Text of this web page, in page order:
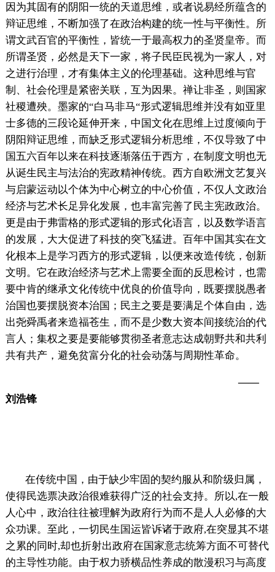
因为其固有的阴阳一统的天道思维，或者说易经所蕴含的
辩证思维，不断加强了在政治构建的统一性与平衡性。所
谓文武百官的平衡性，皆统一于最高权力的圣贤皇帝。而
所谓圣贤，必然是天下一家，将子民臣民视为一家人，对
之进行治理，才有集体主义的伦理基础。这种思维与官
制、社会伦理是紧密关联，互为因果。禅让非圣，则国家
社稷遭殃。墨家的“白马非马“形式逻辑思维并没有如亚里
士多德的三段论延伸开来，中国文化在思维上过度倾向于
阴阳辩证思维，而缺乏形式逻辑分析思维，不仅导致了中
国五六百年以来在科技逐渐落伍于西方，在制度文明也无
从诞生民主与法治的宪政精神传统。西方自欧洲文艺复兴
与启蒙运动以个体为中心树立的中心价值，不仅人文政治
经济与艺术长足异化发展，也丰富完善了民主宪政政治。
更是由于弗雷格的形式逻辑的形式化语言，以及数学语言
的发展，大大促进了科技的突飞猛进。百年中国其实在文
化根本上是学习西方的形式逻辑，以便来改造传统，创新
文明。它在政治经济与艺术上需要全面的反思检讨，也需
要中肯的继承文化传统中优良的价值导向，既要摆脱愚者
治国也要摆脱资本治国；民主之要是要满足个体自由，选
出尧舜禹者来造福苍生，而不是少数大资本间接统治的代
言人；集权之要是要能够贯彻圣者意志达成朝野共和共利
共有共产，避免贫富分化的社会动荡与周期性革命。
——
刘浩锋
在传统中国，由于缺少牢固的契约服从和阶级归属，
使得民选票决政治很难获得广泛的社会支持。所以,在一般
人心中，政治往往被理解为政府行为而不是人人必修的大
众功课。至此，一切民生国运皆诉诸于政府,在突显其不堪
之累的同时,却也折射出政府在国家意志统筹方面不可替代
的主导性功能。由于权力骄横品性养成的散漫积习与高度